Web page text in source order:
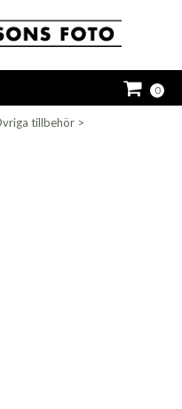
0
tillbehör >